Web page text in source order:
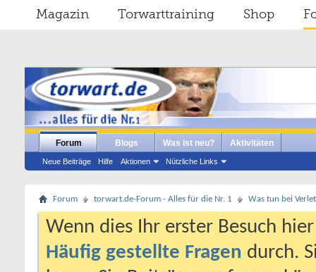
Magazin Torwarttraining Shop
Forum
Neue Beiträge Hilfe Aktionen Nützliche Links
Blogs Was ist neu? Aktivitäten
Forum torwart.de-Forum - Alles für die Nr. 1 Was tun bei
Wenn dies Ihr erster Besuch
Häufig gestellte Fragen durch.